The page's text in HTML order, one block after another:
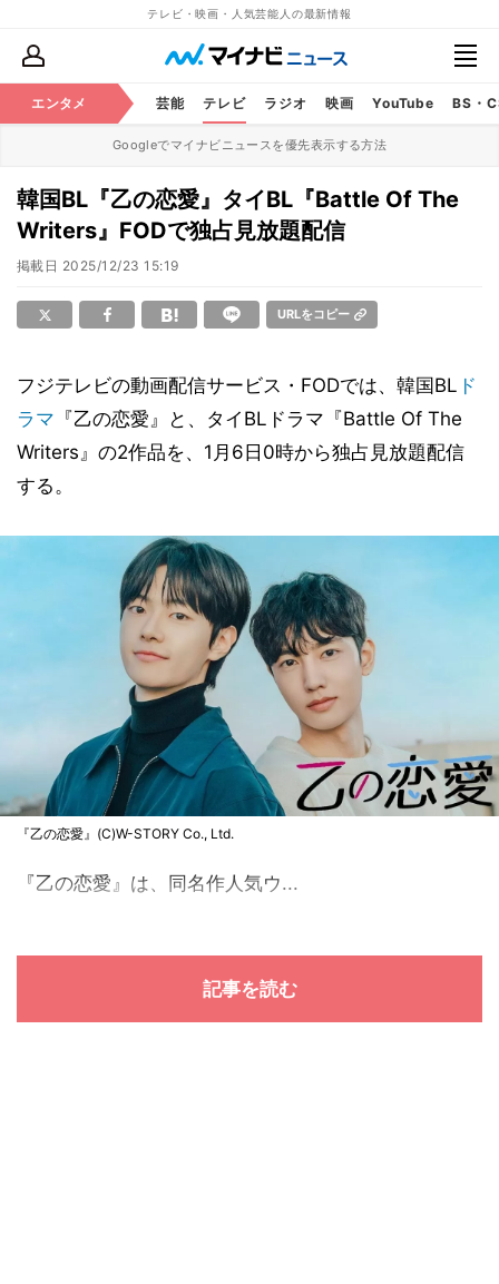
テレビ・映画・人気芸能人の最新情報
エンタメ 芸能 テレビ ラジオ 映画 YouTube BS・
Googleでマイナビニュースを優先表示する方法
韓国BL『乙の恋愛』タイBL『Battle Of The
Writers』FODで独占見放題配信
掲載日 2025/12/23 15:19
URLをコピー
フジテレビの動画配信サービス・FODでは、韓国BL ド
ラマ 『乙の恋愛』と、タイBLドラマ『Battle Of The
Writers』の2作品を、1月6日0時から独占見放題配信
する。
『乙の恋愛』(C)W-STORY Co., Ltd.
『乙の恋愛』は、同名作人気ウ...
記事を読む